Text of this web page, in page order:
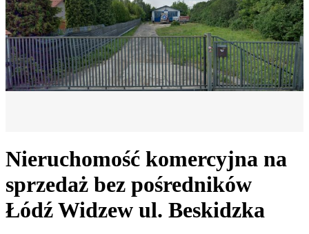
Nieruchomość komercyjna na
sprzedaż bez pośredników
Łódź Widzew ul. Beskidzka